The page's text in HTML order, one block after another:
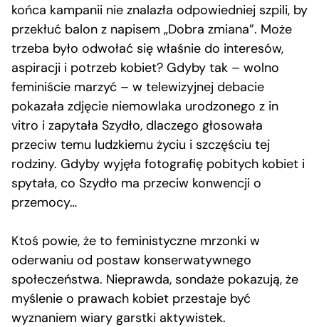
końca kampanii nie znalazła odpowiedniej szpili, by
przekłuć balon z napisem „Dobra zmiana”. Może
trzeba było odwołać się właśnie do interesów,
aspiracji i potrzeb kobiet? Gdyby tak – wolno
feminiście marzyć – w telewizyjnej debacie
pokazała zdjęcie niemowlaka urodzonego z in
vitro i zapytała Szydło, dlaczego głosowała
przeciw temu ludzkiemu życiu i szczęściu tej
rodziny. Gdyby wyjęła fotografię pobitych kobiet i
spytała, co Szydło ma przeciw konwencji o
przemocy…
Ktoś powie, że to feministyczne mrzonki w
oderwaniu od postaw konserwatywnego
społeczeństwa. Nieprawda, sondaże pokazują, że
myślenie o prawach kobiet przestaje być
wyznaniem wiary garstki aktywistek.